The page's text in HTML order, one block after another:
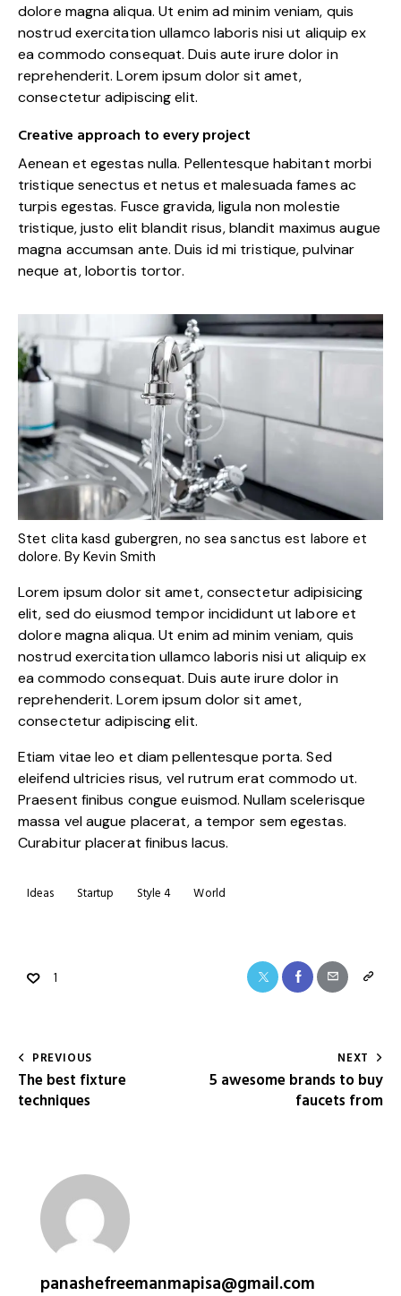
dolore magna aliqua. Ut enim ad minim veniam, quis
nostrud exercitation ullamco laboris nisi ut aliquip ex
ea commodo consequat. Duis aute irure dolor in
reprehenderit. Lorem ipsum dolor sit amet,
consectetur adipiscing elit.
Creative approach to every project
Aenean et egestas nulla. Pellentesque habitant morbi
tristique senectus et netus et malesuada fames ac
turpis egestas. Fusce gravida, ligula non molestie
tristique, justo elit blandit risus, blandit maximus augue
magna accumsan ante. Duis id mi tristique, pulvinar
neque at, lobortis tortor.
Stet clita kasd gubergren, no sea sanctus est labore et
dolore. ByKevin Smith
Lorem ipsum dolor sit amet, consectetur adipisicing
elit, sed do eiusmod tempor incididunt ut labore et
dolore magna aliqua. Ut enim ad minim veniam, quis
nostrud exercitation ullamco laboris nisi ut aliquip ex
ea commodo consequat. Duis aute irure dolor in
reprehenderit. Lorem ipsum dolor sit amet,
consectetur adipiscing elit.
Etiam vitae leo et diam pellentesque porta. Sed
eleifend ultricies risus, vel rutrum erat commodo ut.
Praesent finibus congue euismod. Nullam scelerisque
massa vel augue placerat, a tempor sem egestas.
Curabitur placerat finibus lacus.
Ideas Startup Style 4 World
1
PREVIOUS
The best fixture
techniques
NEXT
5 awesome brands to buy
faucets from
panashefreemanmapisa@gmail.com